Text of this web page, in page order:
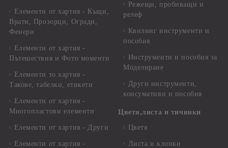
Елементи от хартия - Къщи,
Врати, Прозорци, Огради,
Фенери
Елементи от хартия -
Пътешествия и Фото моменти
Елементи то хартия -
Такове, табелки, етикети
Елементи от хартия -
Многопластови елементи
Елементи от хартия - Други
Елементи от хартия -
Режещи, пробиващи и
релеф
Квилинг инструменти и
пособия
Инструменти и пособия за
Моделиране
Други инструменти,
консумативи и пособия
Цветя,листа и тичинки
Цветя
Листа и клонки